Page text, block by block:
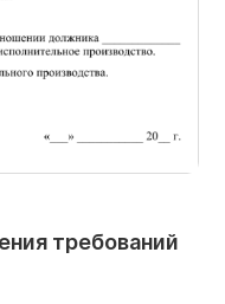
требований